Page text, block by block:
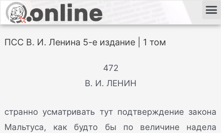
ПСС В. И. Ленина 5-е издание | 1 том
472
В. И. ЛЕНИН
странно усматривать тут подтверждение закона
Мальтуса, как будто бы по величине надела